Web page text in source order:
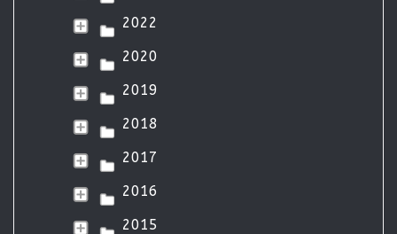
2022
2020
2019
2018
2017
2016
2015